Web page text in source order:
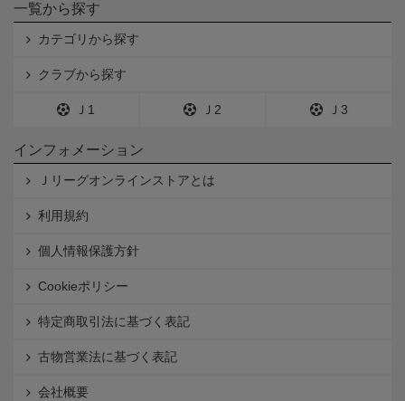
一覧から探す
カテゴリから探す
クラブから探す
Ｊ1 Ｊ2 Ｊ3
インフォメーション
Ｊリーグオンラインストアとは
利用規約
個人情報保護方針
Cookieポリシー
特定商取引法に基づく表記
古物営業法に基づく表記
会社概要